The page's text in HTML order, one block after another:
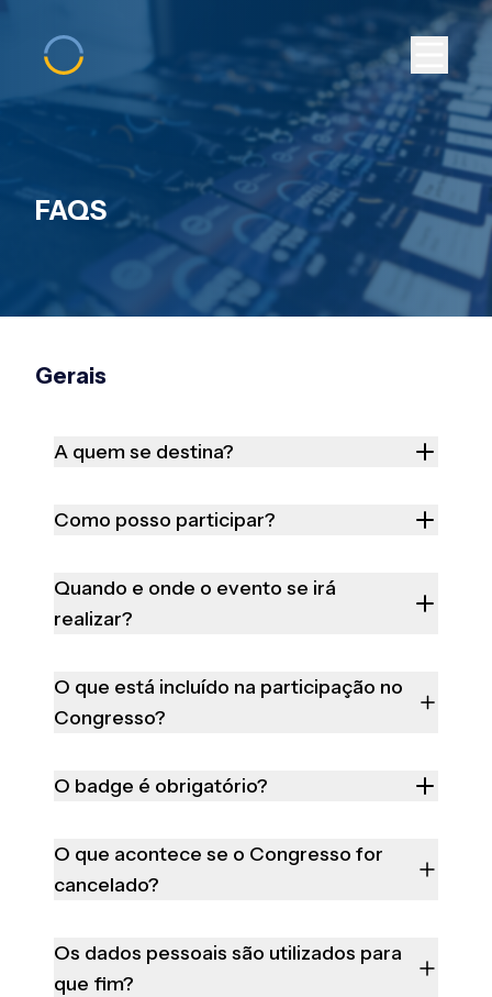
FAQS
Gerais
A quem se destina?
Como posso participar?
Quando e onde o evento se irá
realizar?
O que está incluído na participação no
Congresso?
O badge é obrigatório?
O que acontece se o Congresso for
cancelado?
Os dados pessoais são utilizados para
que fim?